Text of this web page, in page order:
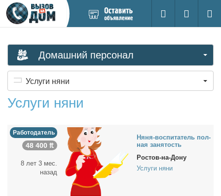
новое
Поиск
Вход на
Домашний персонал
Услуги няни
Услуги няни
Работодатель
48 400 ₶
8 лет 3 мес.
назад
Ня­ня-вос­пи­та­тель пол­
ная за­ня­тость
Ростов-на-Дону
Услуги няни